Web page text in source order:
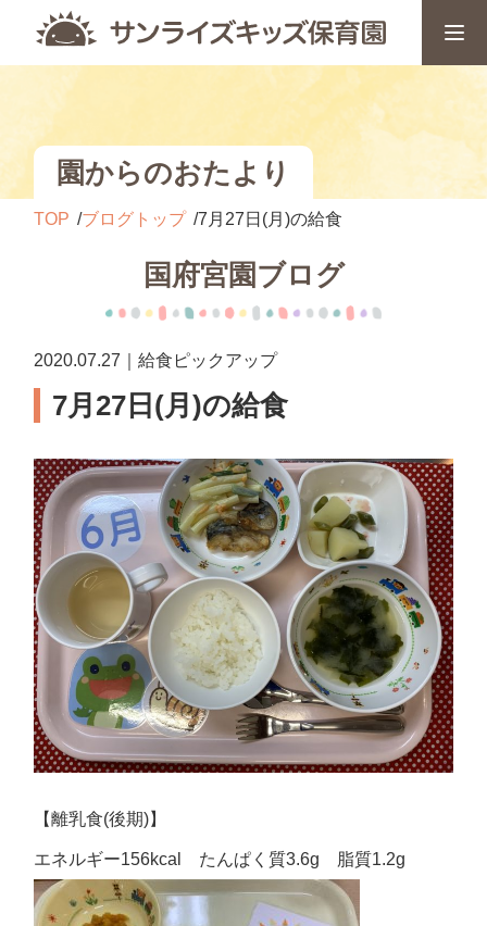
園からのおたより
TOP ブログトップ 7月27日(月)の給食
国府宮園ブログ
2020.07.27｜給食ピックアップ
7月27日(月)の給食
【離乳食(後期)】
エネルギー156kcal たんぱく質3.6g 脂質1.2g